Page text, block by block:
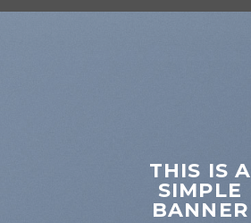
THIS IS A
SIMPLE
BANNER